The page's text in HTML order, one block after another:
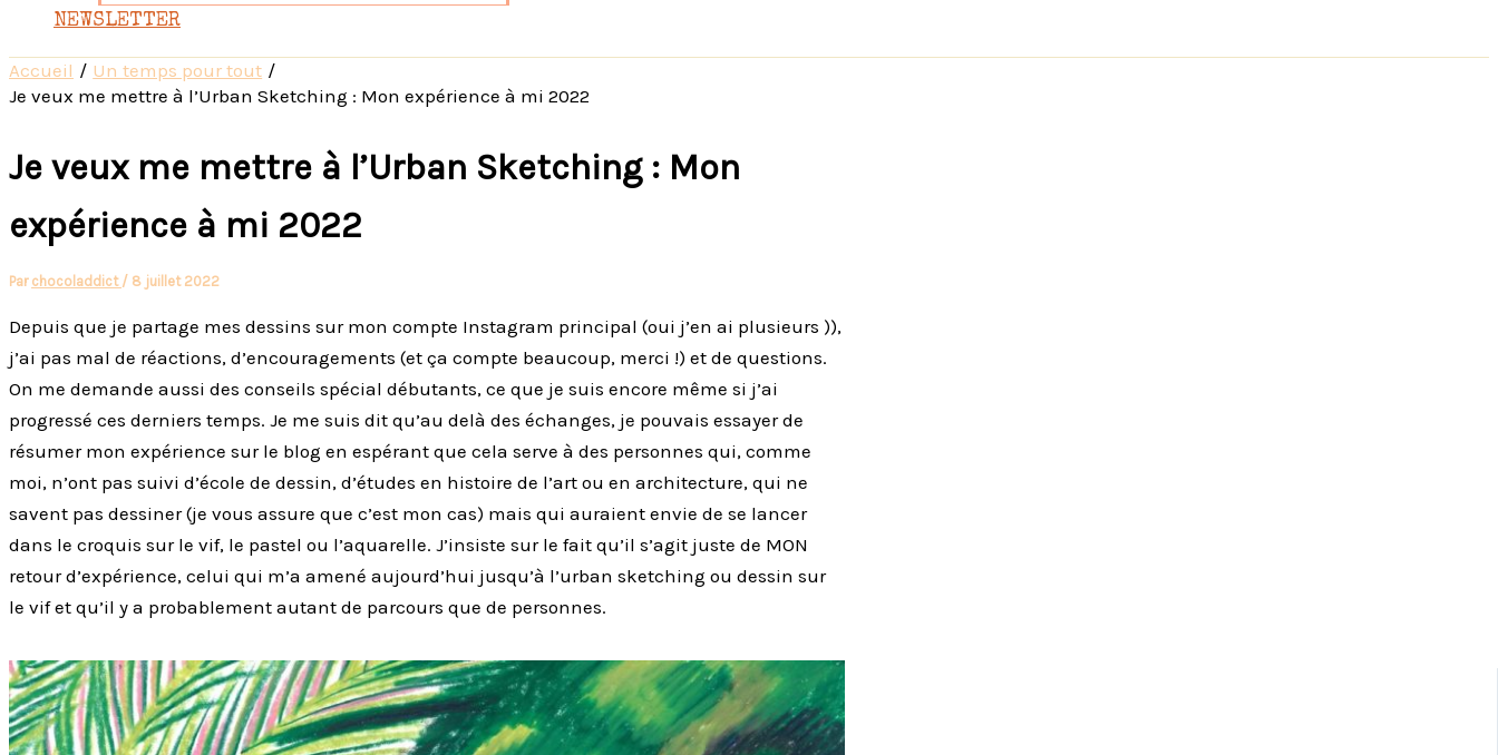
NEWSLETTER
Accueil
Un temps pour tout
Je veux me mettre à l’Urban Sketching : Mon expérience à mi 2022
Je veux me mettre à l’Urban Sketching : Mon
expérience à mi 2022
Par chocoladdict / 8 juillet 2022
Depuis que je partage mes dessins sur mon compte Instagram principal (oui j’en ai plusieurs )),
j’ai pas mal de réactions, d’encouragements (et ça compte beaucoup, merci !) et de questions.
On me demande aussi des conseils spécial débutants, ce que je suis encore même si j’ai
progressé ces derniers temps. Je me suis dit qu’au delà des échanges, je pouvais essayer de
résumer mon expérience sur le blog en espérant que cela serve à des personnes qui, comme
moi, n’ont pas suivi d’école de dessin, d’études en histoire de l’art ou en architecture, qui ne
savent pas dessiner (je vous assure que c’est mon cas) mais qui auraient envie de se lancer
dans le croquis sur le vif, le pastel ou l’aquarelle. J’insiste sur le fait qu’il s’agit juste de MON
retour d’expérience, celui qui m’a amené aujourd’hui jusqu’à l’urban sketching ou dessin sur
le vif et qu’il y a probablement autant de parcours que de personnes.